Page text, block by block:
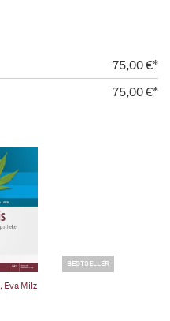
75,00 €*
75,00 €*
BESTSELLER
, Eva Milz